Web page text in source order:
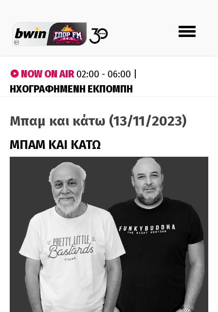
Toggle
navigation
NOW ON AIR02:00 - 06:00 |
ΗΧΟΓΡΑΦΗΜΕΝΗ ΕΚΠΟΜΠΗ
Μπαμ και κάτω (13/11/2023)
ΜΠΑΜ ΚΑΙ ΚΑΤΩ